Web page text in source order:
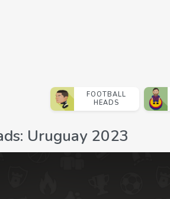
FOOTBALL
HEADS
Uruguay 2023